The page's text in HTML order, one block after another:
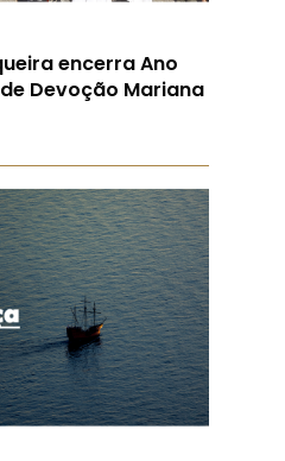
encerra Ano
Devoção Mariana